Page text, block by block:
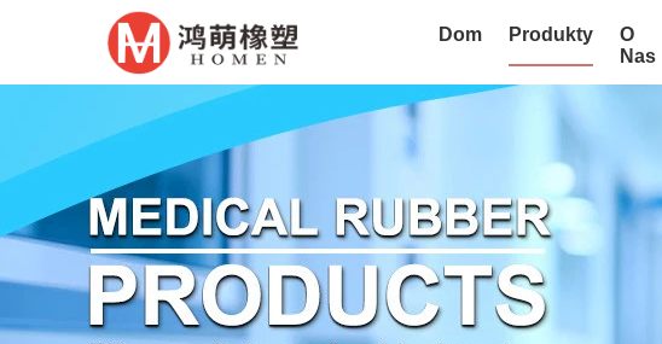
Dom Produkty
O
Nas